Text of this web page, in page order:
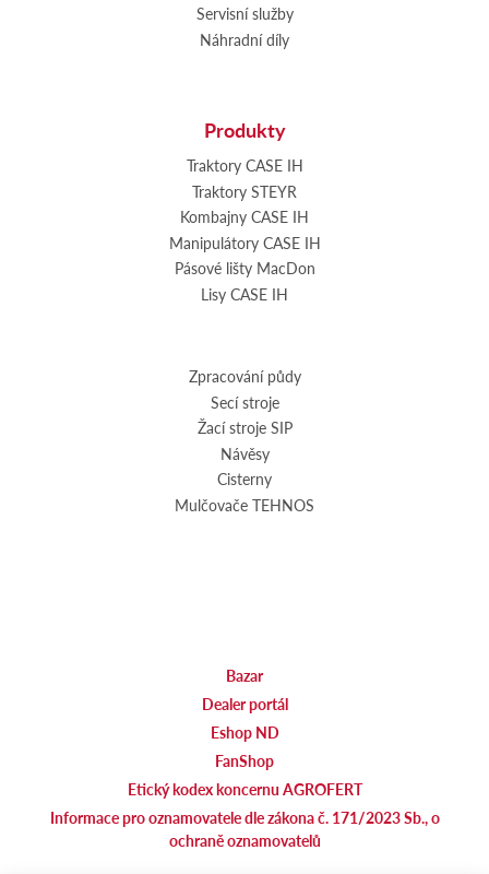
Servisní služby
Náhradní díly
Produkty
Traktory CASE IH
Traktory STEYR
Kombajny CASE IH
Manipulátory CASE IH
Pásové lišty MacDon
Lisy CASE IH
Zpracování půdy
Secí stroje
Žací stroje SIP
Návěsy
Cisterny
Mulčovače TEHNOS
Bazar
Dealer portál
Eshop ND
FanShop
Etický kodex koncernu AGROFERT
Informace pro oznamovatele dle zákona č. 171/2023 Sb., o
ochraně oznamovatelů